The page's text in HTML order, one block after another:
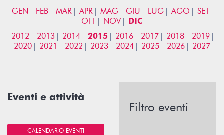
GEN FEB MAR APR MAG GIU LUG AGO
SET
OTT
NOV
DIC
2012
2013 2014 2015 2016 2017 2018
2019
2020
2021 2022 2023 2024 2025 2026 2027
Eventi e attività
CALENDARIO EVENTI
Filtro eventi